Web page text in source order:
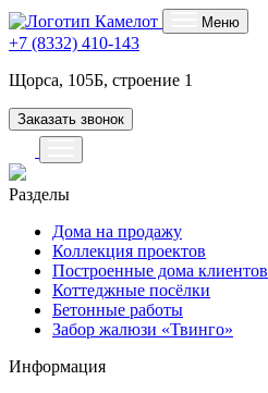
Меню
+7 (8332) 410-143
Щорса, 105Б, строение 1
Заказать звонок
Разделы
Дома на продажу
Коллекция проектов
Построенные дома клиентов
Коттеджные посёлки
Бетонные работы
Забор жалюзи «Твинго»
Информация